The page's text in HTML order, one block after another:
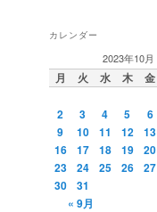
カレンダー
2023年10月
月 火 水 木 金
2
3 4 5 6
9
10 11 12 13
16
17 18 19 20
23
24 25 26 27
30
31
« 9月